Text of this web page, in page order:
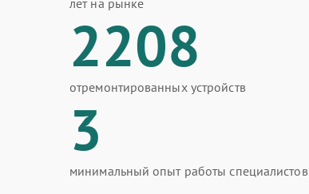
лет на рынке
2208
отремонтированных устройств
3
минимальный опыт работы специалистов